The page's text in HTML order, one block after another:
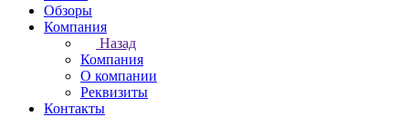
Обзоры
Компания
Назад
Компания
О компании
Реквизиты
Контакты